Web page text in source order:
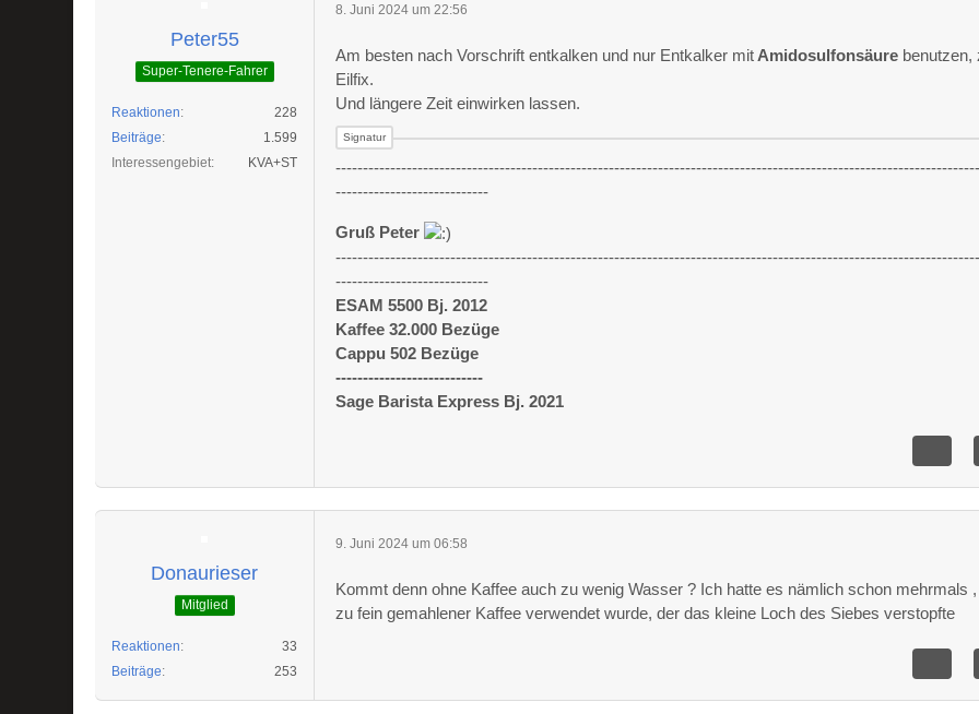
Peter55
Super-Tenere-Fahrer
Reaktionen
228
Beiträge
1.599
Interessengebiet
KVA+ST
8. Juni 2024 um 22:56
Am besten nach Vorschrift entkalken und nur Entkalker mit Amidosulfonsäure benutzen,
Eilfix.
Und längere Zeit einwirken lassen.
----------------------------
Gruß Peter
----------------------------
ESAM 5500 Bj. 2012
Kaffee 32.000 Bezüge
Cappu 502 Bezüge
---------------------------
Sage Barista Express Bj. 2021
Donaurieser
Mitglied
Reaktionen
33
Beiträge
253
9. Juni 2024 um 06:58
Kommt denn ohne Kaffee auch zu wenig Wasser ? Ich hatte es nämlich schon mehrmals
zu fein gemahlener Kaffee verwendet wurde, der das kleine Loch des Siebes verstopfte